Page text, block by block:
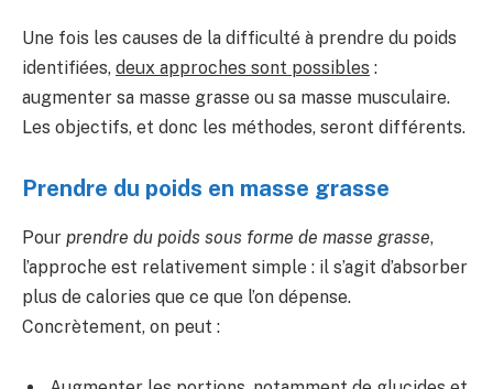
Une fois les causes de la difficulté à prendre du poids
identifiées, deux approches sont possibles :
augmenter sa masse grasse ou sa masse musculaire.
Les objectifs, et donc les méthodes, seront différents.
Prendre du poids en masse grasse
Pour prendre du poids sous forme de masse grasse,
l’approche est relativement simple : il s’agit d’absorber
plus de calories que ce que l’on dépense.
Concrètement, on peut :